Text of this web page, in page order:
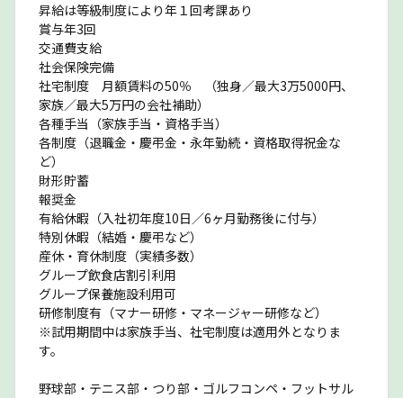
昇給は等級制度により年１回考課あり
賞与年3回
交通費支給
社会保険完備
社宅制度 月額賃料の50％ （独身／最大3万5000円、
家族／最大5万円の会社補助）
各種手当（家族手当・資格手当）
各制度（退職金・慶弔金・永年勤続・資格取得祝金な
ど）
財形貯蓄
報奨金
有給休暇（入社初年度10日／6ヶ月勤務後に付与）
特別休暇（結婚・慶弔など）
産休・育休制度（実績多数）
グループ飲食店割引利用
グループ保養施設利用可
研修制度有（マナー研修・マネージャー研修など）
※試用期間中は家族手当、社宅制度は適用外となりま
す。
野球部・テニス部・つり部・ゴルフコンペ・フットサル